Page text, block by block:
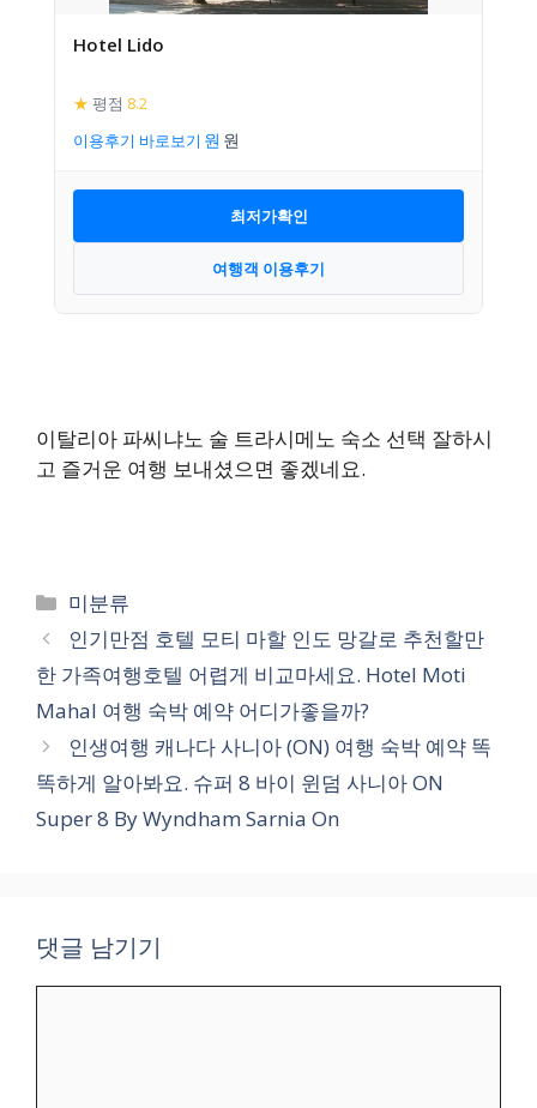
Hotel Lido
★ 평점 8.2
이용후기 바로보기
최저가확인
여행객 이용후기
이탈리아 파씨냐노 술 트라시메노 숙소 선택 잘하시
고 즐거운 여행 보내셨으면 좋겠네요.
카
테
고
리
미분류
인기만점 호텔 모티 마할 인도 망갈로 추천할만
한 가족여행호텔 어렵게 비교마세요. Hotel Moti
Mahal 여행 숙박 예약 어디가좋을까?
인생여행 캐나다 사니아 (ON) 여행 숙박 예약 똑
똑하게 알아봐요. 슈퍼 8 바이 윈덤 사니아 ON
Super 8 By Wyndham Sarnia On
댓글 남기기